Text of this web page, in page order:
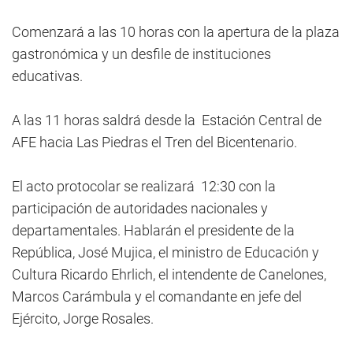
Comenzará a las 10 horas con la apertura de la plaza
gastronómica y un desfile de instituciones
educativas.
A las 11 horas saldrá desde la Estación Central de
AFE hacia Las Piedras el Tren del Bicentenario.
El acto protocolar se realizará 12:30 con la
participación de autoridades nacionales y
departamentales. Hablarán el presidente de la
República, José Mujica, el ministro de Educación y
Cultura Ricardo Ehrlich, el intendente de Canelones,
Marcos Carámbula y el comandante en jefe del
Ejército, Jorge Rosales.